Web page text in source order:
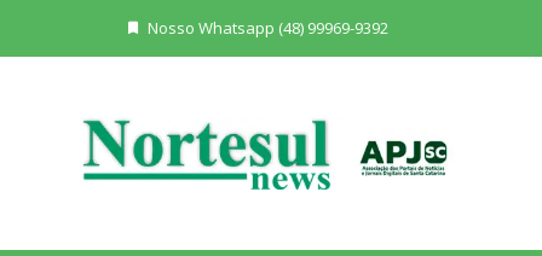
Nosso Whatsapp (48) 99969-9392